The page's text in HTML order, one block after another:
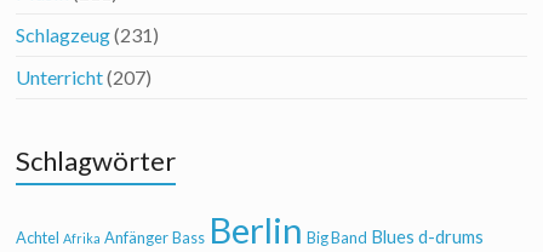
Schlagzeug(231)
Unterricht(207)
Schlagwörter
Achtel Afrika Anfänger Bass Berlin Big Band Blues d-drums